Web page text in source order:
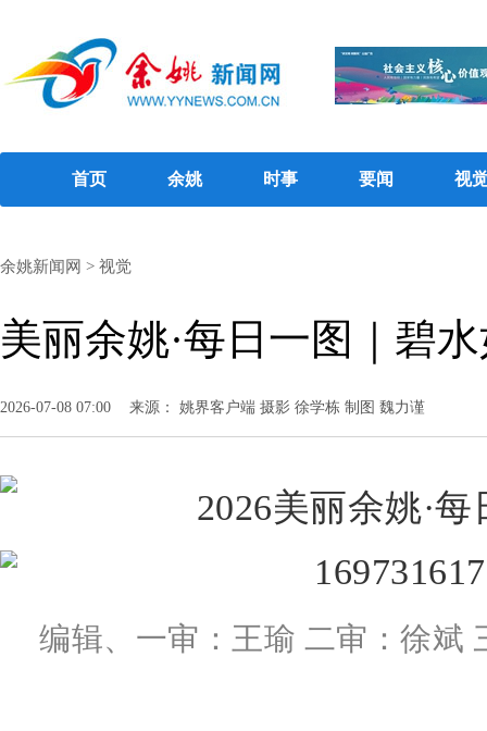
首页 余姚 时事 要闻 视
余姚新闻网 > 视觉
美丽余姚·每日一图｜碧
2026-07-08 07:00 来源： 姚界客户端 摄影 徐学栋 制图 魏力谨
编辑、一审：王瑜 二审：徐斌